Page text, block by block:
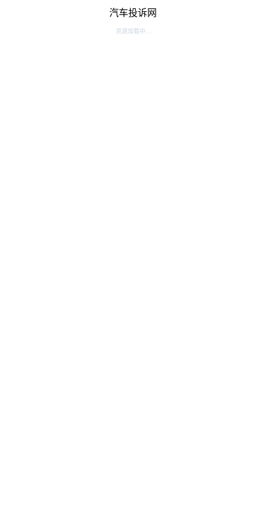
汽车投诉网
资源加载中...